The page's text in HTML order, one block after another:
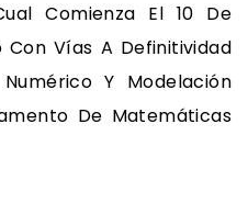
Comienza El 10 De
Vías A Definitividad
Y Modelación
De Matemáticas